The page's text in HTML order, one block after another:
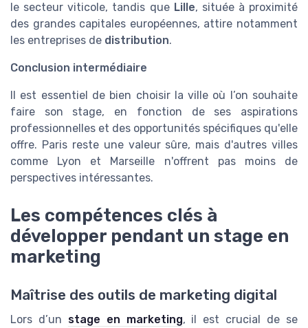
le secteur viticole, tandis que Lille, située à proximité
des grandes capitales européennes, attire notamment
les entreprises de distribution.
Conclusion intermédiaire
Il est essentiel de bien choisir la ville où l’on souhaite
faire son stage, en fonction de ses aspirations
professionnelles et des opportunités spécifiques qu'elle
offre. Paris reste une valeur sûre, mais d'autres villes
comme Lyon et Marseille n'offrent pas moins de
perspectives intéressantes.
Les compétences clés à
développer pendant un stage en
marketing
Maîtrise des outils de marketing digital
Lors d’un stage en marketing, il est crucial de se